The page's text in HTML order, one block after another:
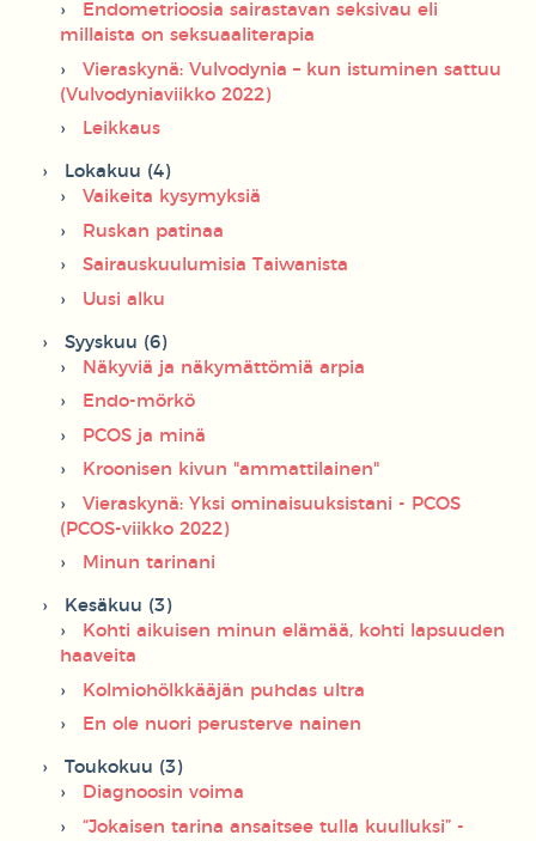
Endometrioosia sairastavan seksivau eli
millaista on seksuaaliterapia
Vieraskynä: Vulvodynia – kun istuminen sattuu
(Vulvodyniaviikko 2022)
Leikkaus
Lokakuu (4)
Vaikeita kysymyksiä
Ruskan patinaa
Sairauskuulumisia Taiwanista
Uusi alku
Syyskuu (6)
Näkyviä ja näkymättömiä arpia
Endo-mörkö
PCOS ja minä
Kroonisen kivun "ammattilainen"
Vieraskynä: Yksi ominaisuuksistani - PCOS
(PCOS-viikko 2022)
Minun tarinani
Kesäkuu (3)
Kohti aikuisen minun elämää, kohti lapsuuden
haaveita
Kolmiohölkkääjän puhdas ultra
En ole nuori perusterve nainen
Toukokuu (3)
Diagnoosin voima
“Jokaisen tarina ansaitsee tulla kuulluksi” -